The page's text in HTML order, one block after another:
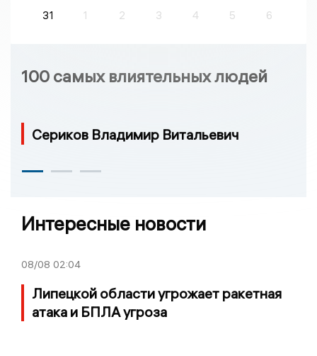
31
1 2 3 4 5 6
100 самых влиятельных людей
Сериков Владимир Витальевич
Интересные новости
08/08 02:04
Липецкой области угрожает ракетная
атака и БПЛА угроза